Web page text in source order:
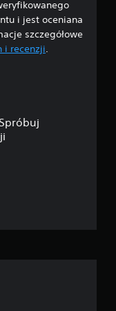
/
5
—
i jest oceniana
szczegółowe
i recenzji.